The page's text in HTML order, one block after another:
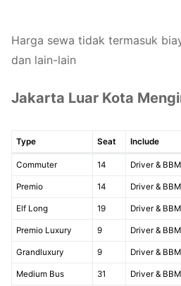
Harga sewa tidak termasuk
dan lain-lain
Jakarta Luar Kota
Type Seat Include
Commuter 14 Driver & BBM
Premio 14 Driver & BBM
Elf Long 19 Driver & BBM
Premio Luxury 9 Driver & BBM
Grandluxury 9 Driver & BBM
Medium Bus 31 Driver & BBM